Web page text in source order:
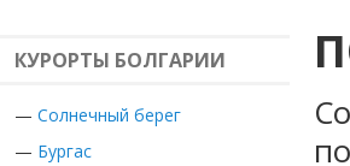
КУРОРТЫ БОЛГАРИИ
— Солнечный берег
— Бургас